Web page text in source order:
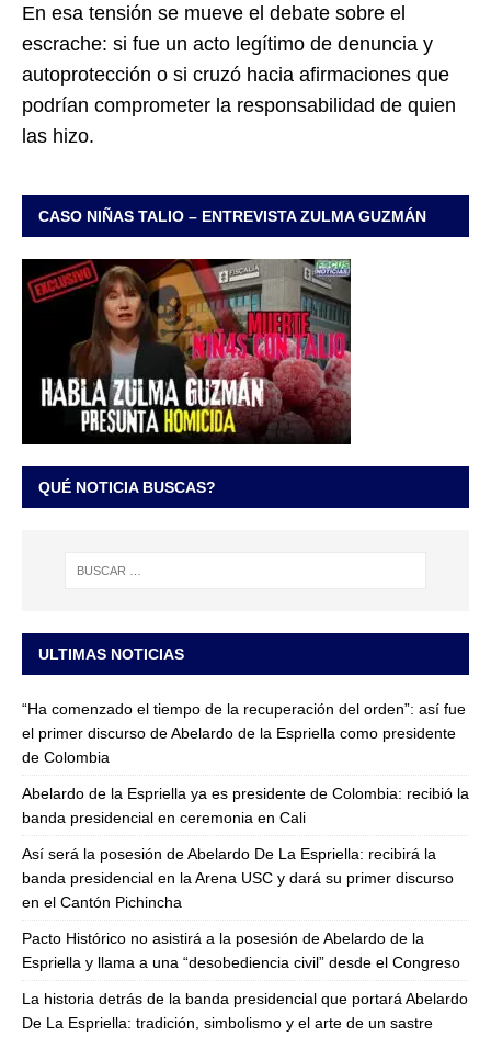
En esa tensión se mueve el debate sobre el
escrache: si fue un acto legítimo de denuncia y
autoprotección o si cruzó hacia afirmaciones que
podrían comprometer la responsabilidad de quien
las hizo.
CASO NIÑAS TALIO – ENTREVISTA ZULMA GUZMÁN
QUÉ NOTICIA BUSCAS?
ULTIMAS NOTICIAS
“Ha comenzado el tiempo de la recuperación del orden”: así fue
el primer discurso de Abelardo de la Espriella como presidente
de Colombia
Abelardo de la Espriella ya es presidente de Colombia: recibió la
banda presidencial en ceremonia en Cali
Así será la posesión de Abelardo De La Espriella: recibirá la
banda presidencial en la Arena USC y dará su primer discurso
en el Cantón Pichincha
Pacto Histórico no asistirá a la posesión de Abelardo de la
Espriella y llama a una “desobediencia civil” desde el Congreso
La historia detrás de la banda presidencial que portará Abelardo
De La Espriella: tradición, simbolismo y el arte de un sastre